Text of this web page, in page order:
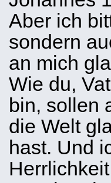
Aber ich
sondern
an mich
Wie du,
bin, sollen
die Welt
hast. Und